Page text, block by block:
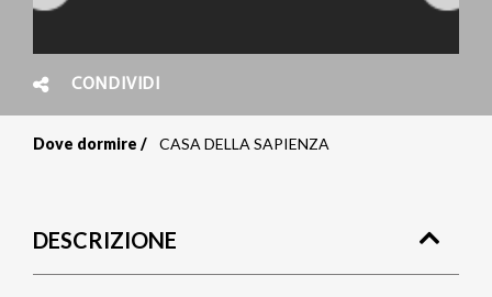
CONDIVIDI
pane
Dove dormire CASA DELLA SAPIENZA
DESCRIZIONE